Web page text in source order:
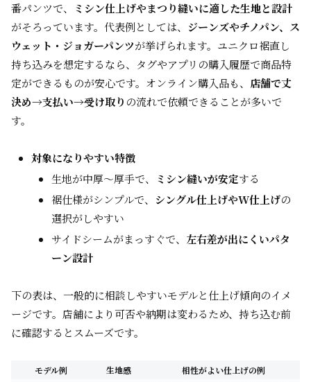
番パンツで、
ミシン仕上げやまつり縫いに適した生地と設計
がそろっています。代表例としては、 ジーンズやチノパン、ス
ウェット・ジョガーパンツが挙げられます。ユニクロ裾直し
持ち込みを想定するなら、タグやアプリの購入履歴で商品特
定ができるものが安心です。オンライン購入品も、 店舗で丈
決め→支払い→受け取り の流れで依頼できることが多いで
す。
対象になりやすい特徴
生地が中厚〜厚手で、
ミシン縫いが安定する
裾仕様がシンプルで、 シングル仕上げやW仕上げの
選択がしやすい
サイドシームがまっすぐで、 左右差が出にくいパタ
ーン設計
下の表は、一般的に相談しやすいモデルと仕上げ傾向のイメ
ージです。店舗により可否や納期は変わるため、持ち込む前
に確認するとスムーズです。
モデル例 生地感 相性がよい仕上げの例